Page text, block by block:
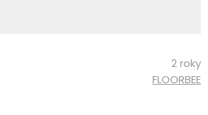
2 roky
FLOORBEE